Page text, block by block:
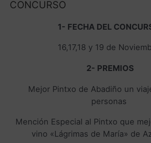
CONCURSO
1- FECHA DEL
16,17,18 y 19 de
2- PREMIOS
Mejor Pintxo de Abadiño un
personas
Mención Especial al Pintxo que
vino «Lágrimas de María» de